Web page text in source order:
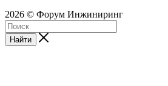
2026 © Форум Инжиниринг
Найти